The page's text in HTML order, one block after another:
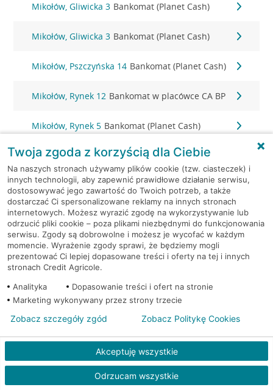
Mikołów, Gliwicka 3 Bankomat (Planet Cash)
Mikołów, Gliwicka 3 Bankomat (Planet Cash)
Mikołów, Pszczyńska 14 Bankomat (Planet Cash)
Mikołów, Rynek 12 Bankomat w placówce CA BP
Mikołów, Rynek 5 Bankomat (Planet Cash)
Mikołów, ul. Gliwicka 2 Bankomat (Euronet)
Mikołów, ul. Jana Pawła II 10 Bankomat (Euronet)
Mikołów, ul. Podleska 8A Bankomat (Euronet)
Mikołów, ul. Rybnicka 7 Bankomat (Euronet)
Mysłowice, Chopina 1
Mysłowice, Gen.Ziętka 63 Bankomat (Planet Cash)
Mysłowice, Katowicka 64 Bankomat (Planet Cash)
Mysłowice, Moniuszki 61 Bankomat (Planet Cash)
Twoja zgoda z korzyścią dla Ciebie
Na naszych stronach używamy plików cookie (tzw. ciasteczek) i
innych technologii, aby zapewnić prawidłowe działanie serwisu,
dostosowywać jego zawartość do Twoich potrzeb, a także
dostarczać Ci spersonalizowane reklamy na innych stronach
internetowych. Możesz wyrazić zgodę na wykorzystywanie lub
odrzucić pliki cookie – poza plikami niezbędnymi do funkcjonowania
serwisu. Zgody są dobrowolne i możesz je wycofać w każdym
momencie. Wyrażenie zgody sprawi, że będziemy mogli
prezentować Ci lepiej dopasowane treści i oferty na tej i innych
stronach Credit Agricole.
Analityka
Dopasowanie treści i ofert na stronie
Marketing wykonywany przez strony trzecie
Akceptuję wszystkie
Odrzucam wszystkie
Zobacz szczegóły zgód Zobacz Politykę Cookies